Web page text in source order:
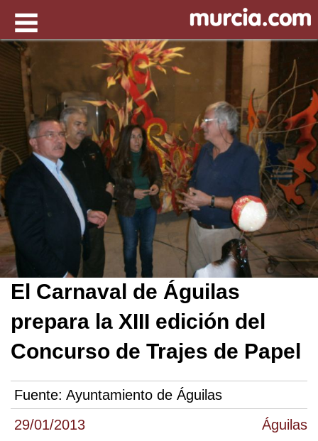
29/01/2013 Águilas
El Carnaval de Águilas
prepara la XIII edición del
Concurso de Trajes de Papel
Fuente: Ayuntamiento de Águilas